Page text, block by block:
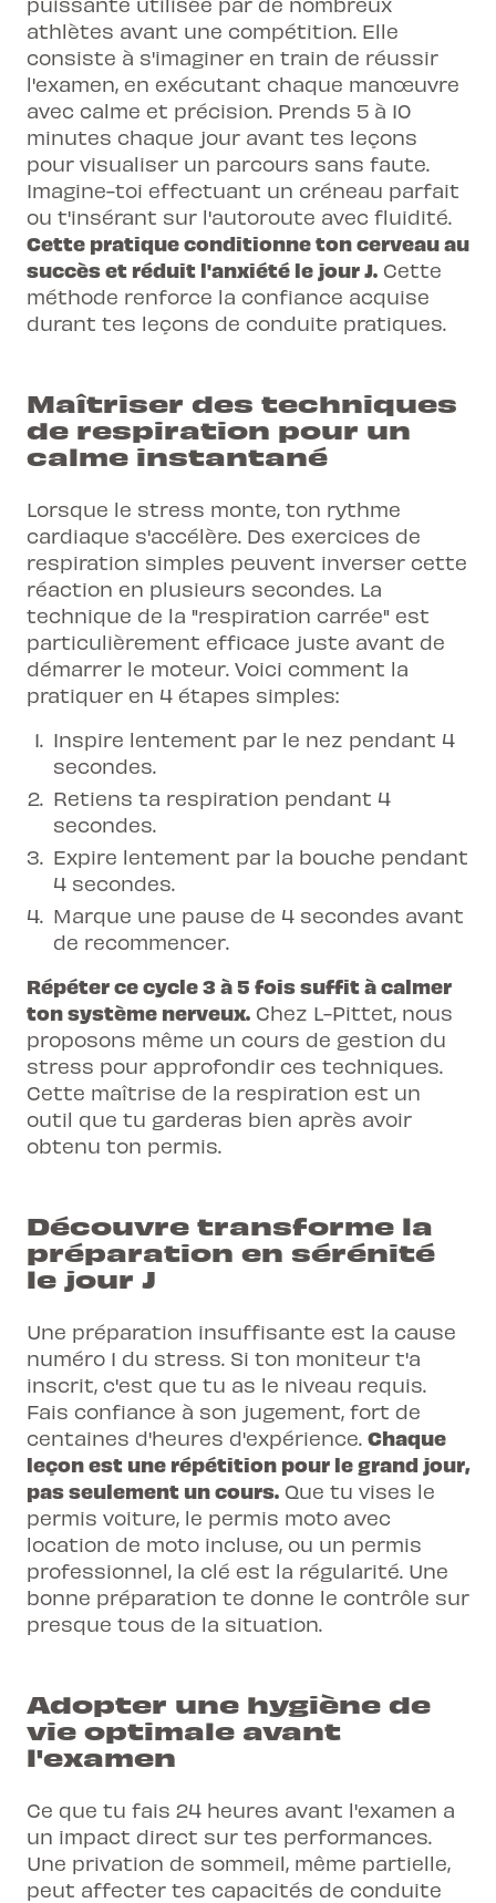
athlètes avant une compétition. Elle
consiste à s'imaginer en train de réussir
l'examen, en exécutant chaque manœuvre
avec calme et précision. Prends 5 à 10
minutes chaque jour avant tes leçons
pour visualiser un parcours sans faute.
Imagine-toi effectuant un créneau parfait
ou t'insérant sur l'autoroute avec fluidité.
Cette pratique conditionne ton cerveau au
succès et réduit l'anxiété le jour J. Cette
méthode renforce la confiance acquise
durant tes leçons de conduite pratiques.
Maîtriser des techniques
de respiration pour un
calme instantané
Lorsque le stress monte, ton rythme
cardiaque s'accélère. Des exercices de
respiration simples peuvent inverser cette
réaction en plusieurs secondes. La
technique de la "respiration carrée" est
particulièrement efficace juste avant de
démarrer le moteur. Voici comment la
pratiquer en 4 étapes simples:
Inspire lentement par le nez pendant 4
secondes.
Retiens ta respiration pendant 4
secondes.
Expire lentement par la bouche pendant
4 secondes.
Marque une pause de 4 secondes avant
de recommencer.
Répéter ce cycle 3 à 5 fois suffit à calmer
ton système nerveux. Chez L-Pittet, nous
proposons même un cours de gestion du
stress pour approfondir ces techniques.
Cette maîtrise de la respiration est un
outil que tu garderas bien après avoir
obtenu ton permis.
Découvre transforme la
préparation en sérénité
le jour J
Une préparation insuffisante est la cause
numéro 1 du stress. Si ton moniteur t'a
inscrit, c'est que tu as le niveau requis.
Fais confiance à son jugement, fort de
centaines d'heures d'expérience. Chaque
leçon est une répétition pour le grand jour,
pas seulement un cours. Que tu vises le
permis voiture, le permis moto avec
location de moto incluse, ou un permis
professionnel, la clé est la régularité. Une
bonne préparation te donne le contrôle sur
presque tous de la situation.
Adopter une hygiène de
vie optimale avant
l'examen
Ce que tu fais 24 heures avant l'examen a
un impact direct sur tes performances.
Une privation de sommeil, même partielle,
peut affecter tes capacités de conduite